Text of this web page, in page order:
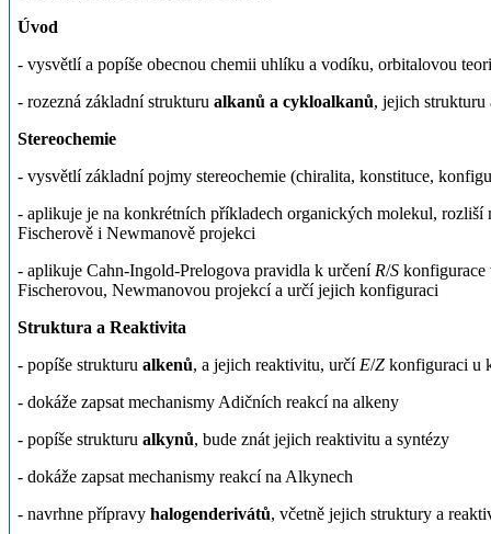
Úvod
- vysvětlí a popíše obecnou chemii uhlíku a vodíku, orbitalovou
- rozezná základní strukturu alkanů a cykloalkanů, jejich
Stereochemie
- vysvětlí základní pojmy stereochemie (chiralita, konstituce,
- aplikuje je na konkrétních příkladech organických molekul,
Fischerově i Newmanově projekci
- aplikuje Cahn-Ingold-Prelogova pravidla k určení R/S konfigurace
Fischerovou, Newmanovou projekcí a určí jejich konfiguraci
Struktura a Reaktivita
- popíše strukturu alkenů, a jejich reaktivitu, určí E/Z konfiguraci u
- dokáže zapsat mechanismy Adičních reakcí na alkeny
- popíše strukturu alkynů, bude znát jejich reaktivitu a syntézy
- dokáže zapsat mechanismy reakcí na Alkynech
- navrhne přípravy halogenderivátů, včetně jejich struktury a